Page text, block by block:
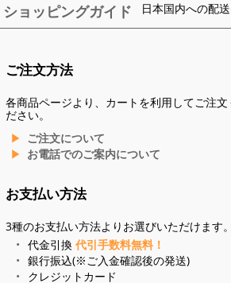
ショッピングガイド 日本国内への配
ご注文方法
各商品ページより、カートを利用してご注文
ださい。
ご注文について
お電話でのご案内について
お支払い方法
3種のお支払い方法よりお選びいただけます。
代金引換 代引手数料無料！
銀行振込(※ご入金確認後の発送)
クレジットカード